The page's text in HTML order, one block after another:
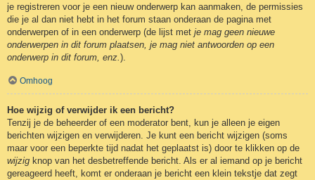
je registreren voor je een nieuw onderwerp kan aanmaken, de permissies
die je al dan niet hebt in het forum staan onderaan de pagina met
onderwerpen of in een onderwerp (de lijst met je mag geen nieuwe
onderwerpen in dit forum plaatsen, je mag niet antwoorden op een
onderwerp in dit forum, enz. ).
Omhoog
Hoe wijzig of verwijder ik een bericht?
Tenzij je de beheerder of een moderator bent, kun je alleen je eigen
berichten wijzigen en verwijderen. Je kunt een bericht wijzigen (soms
maar voor een beperkte tijd nadat het geplaatst is) door te klikken op de
wijzig knop van het desbetreffende bericht. Als er al iemand op je bericht
gereageerd heeft, komt er onderaan je bericht een klein tekstje dat zegt